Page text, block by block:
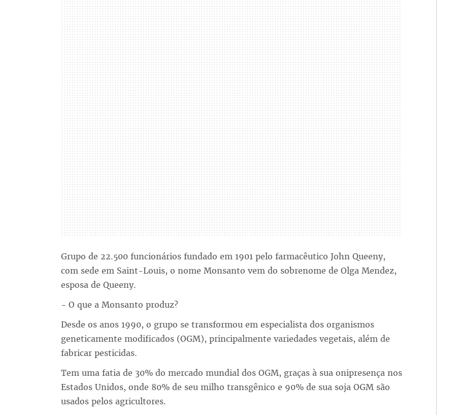
Grupo de 22.500 funcionários fundado em 1901 pelo farmacêutico John Queeny,
com sede em Saint-Louis, o nome Monsanto vem do sobrenome de Olga Mendez,
esposa de Queeny.
- O que a Monsanto produz?
Desde os anos 1990, o grupo se transformou em especialista dos organismos
geneticamente modificados (OGM), principalmente variedades vegetais, além de
fabricar pesticidas.
Tem uma fatia de 30% do mercado mundial dos OGM, graças à sua onipresença nos
Estados Unidos, onde 80% de seu milho transgênico e 90% de sua soja OGM são
usados pelos agricultores.